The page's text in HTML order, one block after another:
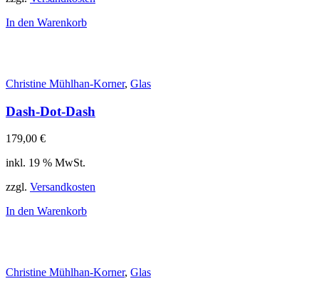
In den Warenkorb
Christine Mühlhan-Korner, Glas
Dash-Dot-Dash
179,00 €
inkl. 19 % MwSt.
zzgl. Versandkosten
In den Warenkorb
Christine Mühlhan-Korner, Glas